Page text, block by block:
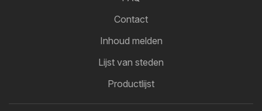
Contact
Inhoud melden
Lijst van steden
Productlijst